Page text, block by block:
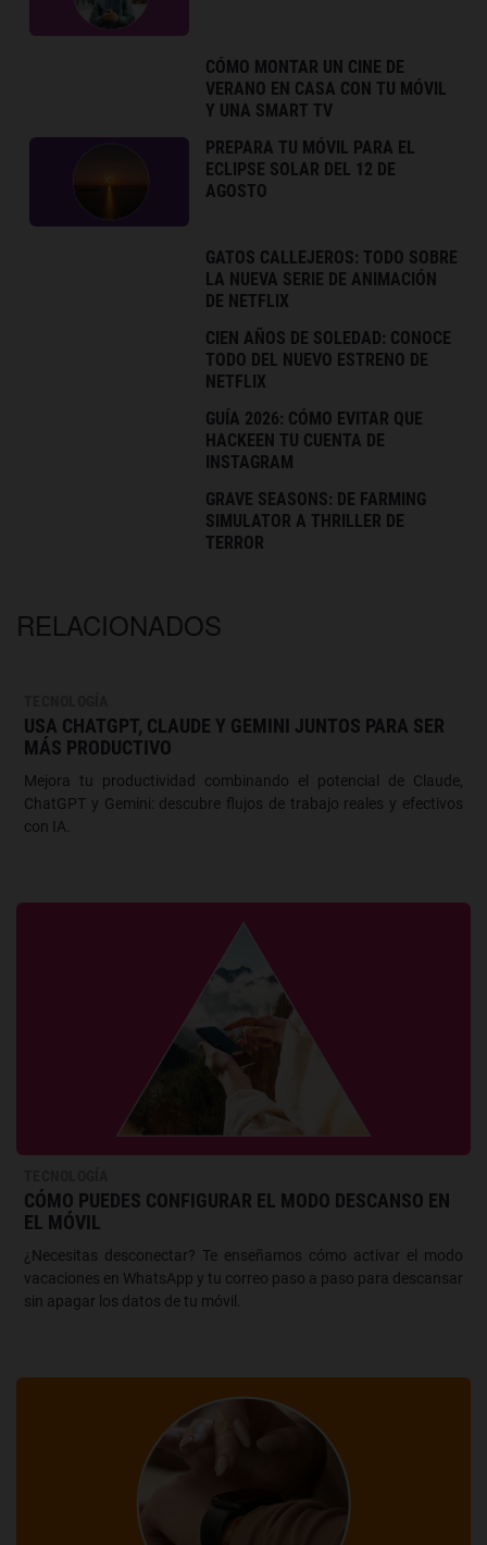
CÓMO MONTAR UN CINE DE
VERANO EN CASA CON TU MÓVIL
Y UNA SMART TV
PREPARA TU MÓVIL PARA EL
ECLIPSE SOLAR DEL 12 DE
AGOSTO
GATOS CALLEJEROS: TODO SOBRE
LA NUEVA SERIE DE ANIMACIÓN
DE NETFLIX
CIEN AÑOS DE SOLEDAD: CONOCE
TODO DEL NUEVO ESTRENO DE
NETFLIX
GUÍA 2026: CÓMO EVITAR QUE
HACKEEN TU CUENTA DE
INSTAGRAM
GRAVE SEASONS: DE FARMING
SIMULATOR A THRILLER DE
TERROR
RELACIONADOS
USA CHATGPT, CLAUDE Y GEMINI JUNTOS PARA SER
MÁS PRODUCTIVO
Mejora tu productividad combinando el potencial de Claude,
ChatGPT y Gemini: descubre flujos de trabajo reales y efectivos
con IA.
CÓMO PUEDES CONFIGURAR EL MODO DESCANSO EN
EL MÓVIL
¿Necesitas desconectar? Te enseñamos cómo activar el modo
vacaciones en WhatsApp y tu correo paso a paso para descansar
sin apagar los datos de tu móvil.